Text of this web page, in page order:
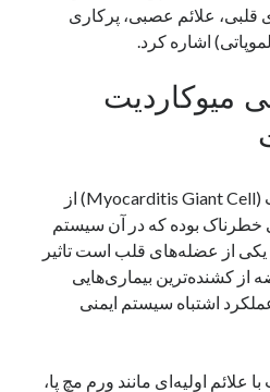
علائم عصبی، پرکاری
اشاره کرد.
میوکاردیت
میوکاردیت سلول‌های ژانت (Myocarditis Giant Cell) از
خطرناک بوده که در آن سیستم
یکی از عضله‌های قلب است تاثیر
از کشنده‌ترین بیماری‌هایی
اشتباه سیستم ایمنی
علائم اولیه‌ای مانند ورم مچ پا،